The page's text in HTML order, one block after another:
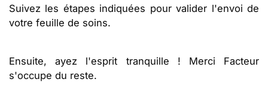
Suivez les étapes indiquées pour valider l'envoi de
votre feuille de soins.
Ensuite, ayez l'esprit tranquille ! Merci Facteur
s'occupe du reste.